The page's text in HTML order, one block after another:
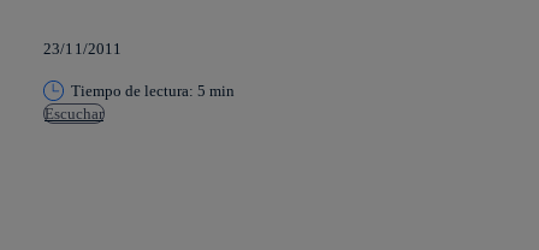
23/11/2011
Tiempo de lectura: 5 min
Escuchar